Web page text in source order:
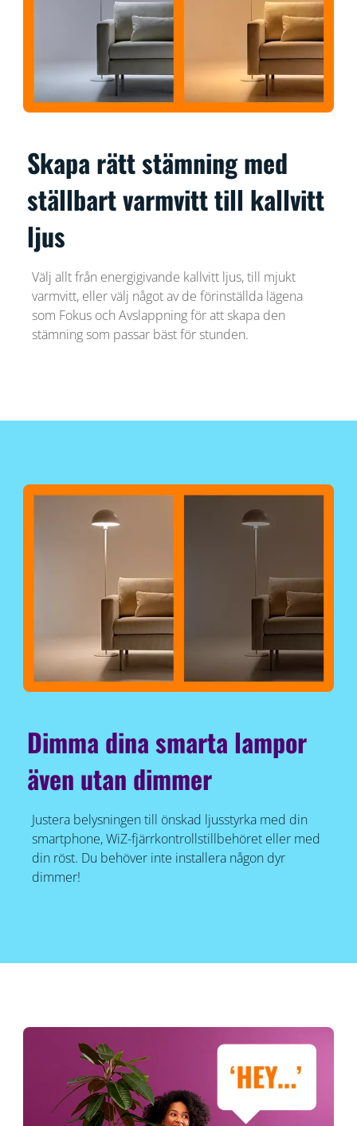
Skapa rätt stämning med
ställbart varmvitt till kallvitt
ljus
Välj allt från energigivande kallvitt ljus, till mjukt
varmvitt, eller välj något av de förinställda lägena
som Fokus och Avslappning för att skapa den
stämning som passar bäst för stunden.
Dimma dina smarta lampor
även utan dimmer
Justera belysningen till önskad ljusstyrka med din
smartphone, WiZ-fjärrkontrollstillbehöret eller med
din röst. Du behöver inte installera någon dyr
dimmer!